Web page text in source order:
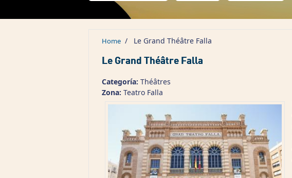
Home / Le Grand Théâtre Falla
Le Grand Théâtre Falla
Categoría: Théâtres
Zona: Teatro Falla